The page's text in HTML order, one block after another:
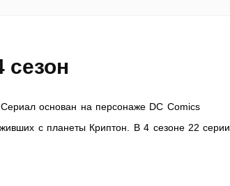
сезон
основан на персонаже DC Comics
с планеты Криптон. В 4 сезоне 22 серии.